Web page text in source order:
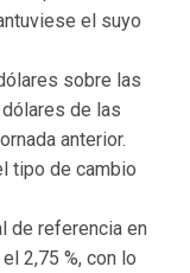
el suyo
sobre las
de las
anterior.
tipo de cambio
de referencia en
2,75 %, con lo